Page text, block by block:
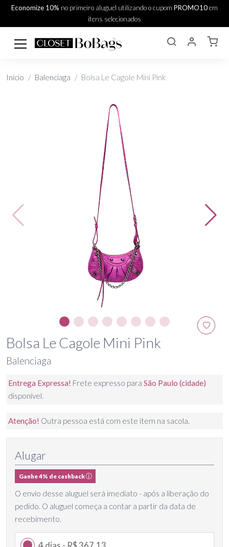
Economize 10% no primeiro aluguel utilizando o cupom PROMO10em
itens selecionados
Início Balenciaga Bolsa Le Cagole Mini Pink
Bolsa Le Cagole Mini Pink
Balenciaga
Entrega Expressa! Frete expresso para São Paulo (cidade)
disponível.
Atenção! Outra pessoa está com este item na sacola.
Alugar
Ganhe 4% de cashback
O envio desse aluguel será imediato - após a liberação do
pedido. O aluguel começa a contar a partir da data de
recebimento.